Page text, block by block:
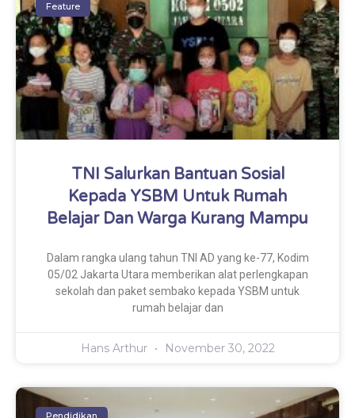
Feature
TNI Salurkan Bantuan Sosial
Kepada YSBM Untuk Rumah
Belajar Dan Warga Kurang Mampu
Dalam rangka ulang tahun TNI AD yang ke-77, Kodim
05/02 Jakarta Utara memberikan alat perlengkapan
sekolah dan paket sembako kepada YSBM untuk
rumah belajar dan
Hans Arthur November 30, 2022
Pendidikan